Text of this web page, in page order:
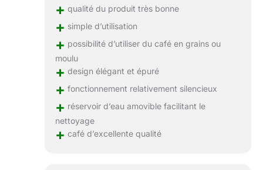
+ qualité du produit très bonne
+ simple d’utilisation
+ possibilité d’utiliser du café en grains ou
moulu
+ design élégant et épuré
+ fonctionnement relativement silencieux
+ réservoir d’eau amovible facilitant le
nettoyage
+ café d’excellente qualité